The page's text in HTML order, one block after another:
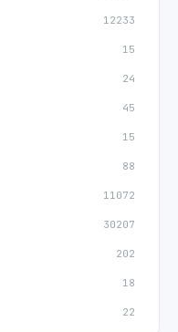
12233
15
24
45
15
88
11072
30207
202
18
22